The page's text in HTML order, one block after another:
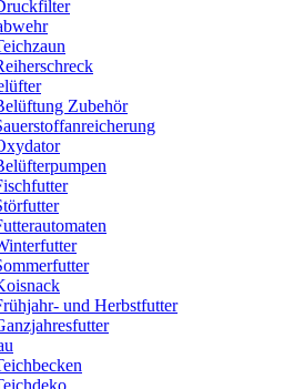
Zubehör
und Herbstfutter